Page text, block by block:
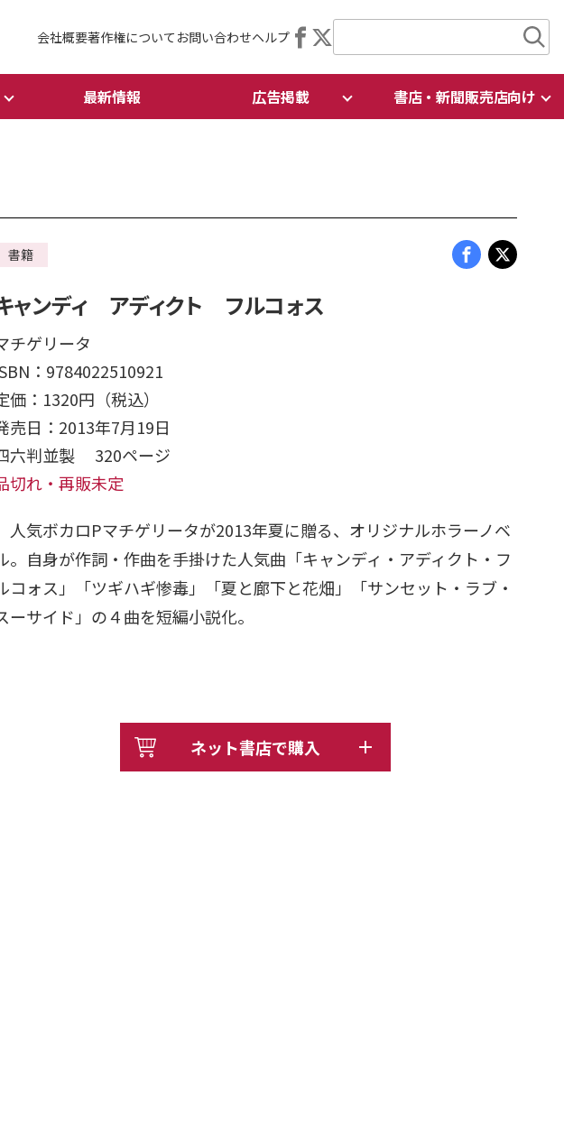
会社概要著作権について お問い合わせヘルプ
最新情報 広告掲載 書店・新聞販売店向け
書籍
ャンディ アディクト フルコォス
チゲリータ
：9784022510921
価：1320円（税込）
売日：2013年7月19日
六判並製 320ページ
切れ・再販未定
人気ボカロPマチゲリータが2013年夏に贈る、オリジナルホラーノベ
。自身が作詞・作曲を手掛けた人気曲「キャンディ・アディクト・フ
コォス」「ツギハギ惨毒」「夏と廊下と花畑」「サンセット・ラブ・
ーサイド」の４曲を短編小説化。
ネット書店で購入